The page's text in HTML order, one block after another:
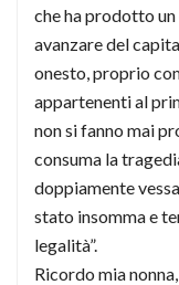
che ha prodotto
avanzare del
onesto, proprio
appartenenti al
non si fanno mai
consuma la
doppiamente
stato insomma e
legalità”.
Ricordo mia